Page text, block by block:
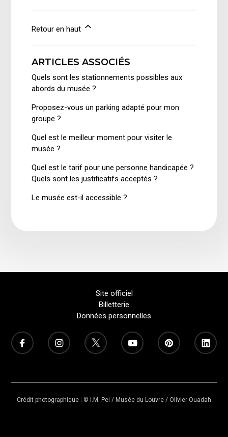
Retour en haut
ARTICLES ASSOCIÉS
Quels sont les stationnements possibles aux
abords du musée ?
Proposez-vous un parking adapté pour mon
groupe ?
Quel est le meilleur moment pour visiter le
musée ?
Quel est le tarif pour une personne handicapée ?
Quels sont les justificatifs acceptés ?
Le musée est-il accessible ?
Site officiel
Billetterie
Données personnelles
Crédit photographique : © I.M. Pei / Musée du Louvre / Olivier Ouadah